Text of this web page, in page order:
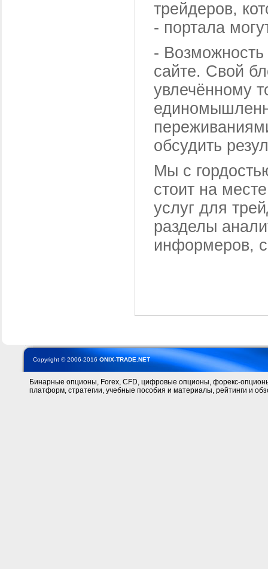
трейдеров,
- портала
-
сайте. Свой
увлечённому
обсудить
Мы с
стоит на
услуг для
разделы
информеров,
Copyright © 2006-2016 ONIX-TRADE.NET
Бинарные опционы, Forex, CFD, цифровые опционы, форекс-
платформ, стратегии, учебные пособия и материалы, рейтинги и